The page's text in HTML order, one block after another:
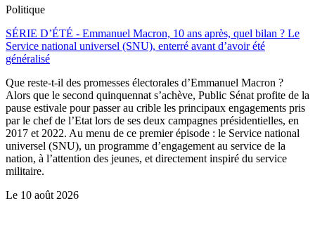
Politique
SÉRIE D’ÉTÉ - Emmanuel Macron, 10 ans après, quel bilan ? Le
Service national universel (SNU), enterré avant d’avoir été
généralisé
Que reste-t-il des promesses électorales d’Emmanuel Macron ?
Alors que le second quinquennat s’achève, Public Sénat profite de la
pause estivale pour passer au crible les principaux engagements pris
par le chef de l’Etat lors de ses deux campagnes présidentielles, en
2017 et 2022. Au menu de ce premier épisode : le Service national
universel (SNU), un programme d’engagement au service de la
nation, à l’attention des jeunes, et directement inspiré du service
militaire.
Le 10 août 2026